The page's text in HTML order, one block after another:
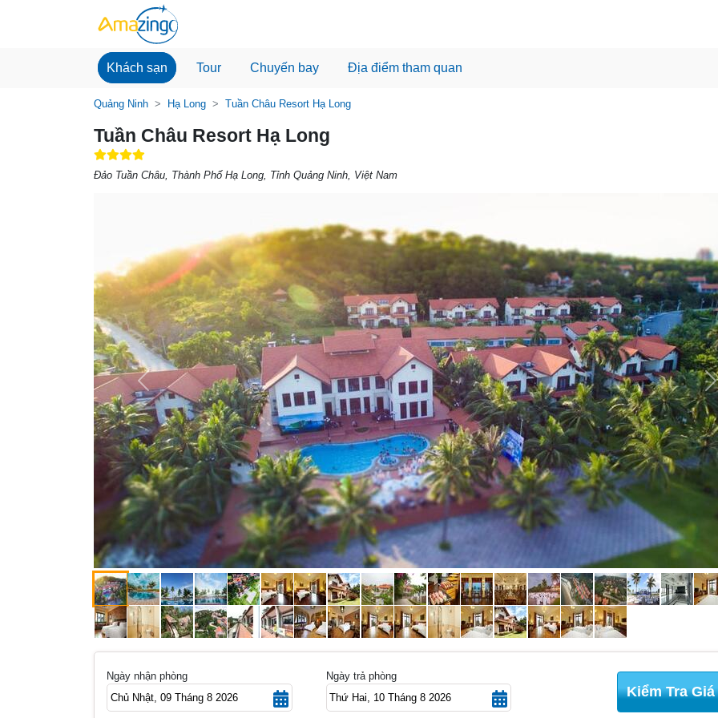
Khách sạn Tour Chuyến bay Địa điểm tham quan
Quảng Ninh Hạ Long Tuần Châu Resort Hạ Long
Tuần Châu Resort Hạ Long
Đảo Tuần Châu, Thành Phố Hạ Long, Tỉnh Quảng Ninh, Việt Nam
Previous
Ngày nhận phòng Ngày trả phòng
Kiểm Tra Giá